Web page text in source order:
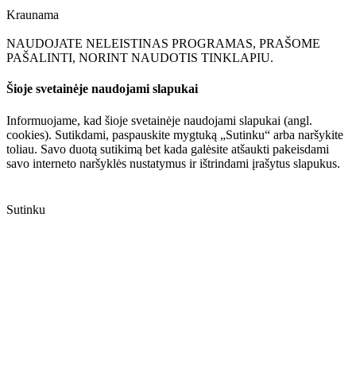
Kraunama
NAUDOJATE NELEISTINAS PROGRAMAS, PRAŠOME
PAŠALINTI, NORINT NAUDOTIS TINKLAPIU.
Šioje svetainėje naudojami slapukai
Informuojame, kad šioje svetainėje naudojami slapukai (angl.
cookies). Sutikdami, paspauskite mygtuką „Sutinku“ arba naršykite
toliau. Savo duotą sutikimą bet kada galėsite atšaukti pakeisdami
savo interneto naršyklės nustatymus ir ištrindami įrašytus slapukus.
Sutinku